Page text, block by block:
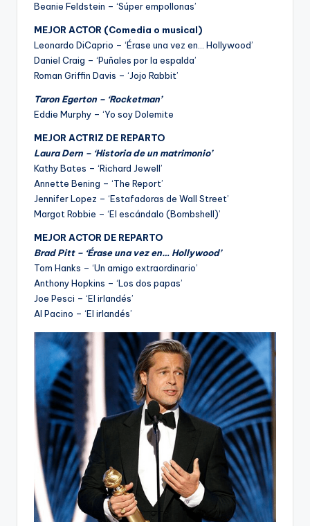
Beanie Feldstein – ‘Súper empollonas’
MEJOR ACTOR (Comedia o musical)
Leonardo DiCaprio – ‘Érase una vez en… Hollywood’
Daniel Craig – ‘Puñales por la espalda’
Roman Griffin Davis – ‘Jojo Rabbit’
Taron Egerton – ‘Rocketman’
Eddie Murphy – ‘Yo soy Dolemite
MEJOR ACTRIZ DE REPARTO
Laura Dern – ‘Historia de un matrimonio’
Kathy Bates – ‘Richard Jewell’
Annette Bening – ‘The Report’
Jennifer Lopez – ‘Estafadoras de Wall Street’
Margot Robbie – ‘El escándalo (Bombshell)’
MEJOR ACTOR DE REPARTO
Brad Pitt – ‘Érase una vez en… Hollywood’
Tom Hanks – ‘Un amigo extraordinario’
Anthony Hopkins – ‘Los dos papas’
Joe Pesci – ‘El irlandés’
Al Pacino – ‘El irlandés’